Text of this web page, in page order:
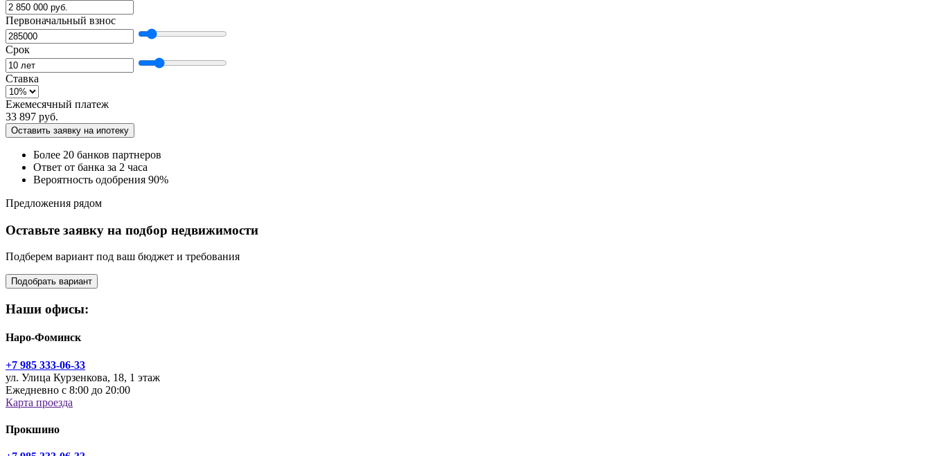
Первоначальный взнос
Срок
Ставка
Ежемесячный платеж
33 897 руб.
Оставить заявку на ипотеку
Более 20 банков партнеров
Ответ от банка за 2 часа
Вероятность одобрения 90%
Предложения рядом
Оставьте заявку на подбор недвижимости
Подберем вариант под ваш бюджет и требования
Подобрать вариант
Наши офисы:
Наро-Фоминск
+7 985 333-06-33
ул. Улица Курзенкова, 18, 1 этаж
Ежедневно с 8:00 до 20:00
Карта проезда
Прокшино